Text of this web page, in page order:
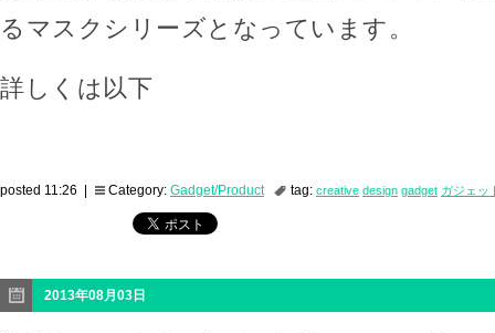
るマスクシリーズとなっています。
詳しくは以下
posted 11:26 | Category: Gadget/Product tag: creative design gadget ガジェッ
2013年08月03日